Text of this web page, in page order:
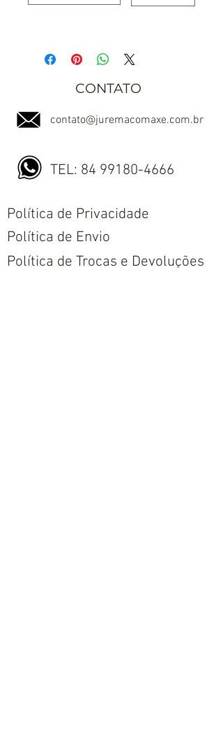
CONTATO
contato@juremacomaxe.com.br
TEL: 84 99180-4666
Política de Privacidade
Política de Envio
Política de Trocas e Devoluções